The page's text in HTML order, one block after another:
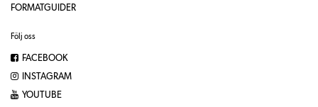
FORMATGUIDER
Följ oss
FACEBOOK
INSTAGRAM
YOUTUBE